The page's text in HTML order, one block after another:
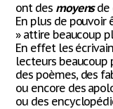
ont des moyensde
En plus de pouvoir
» attire beaucoup
En effet les
lecteurs beaucoup
des poèmes, des
ou encore des
ou des